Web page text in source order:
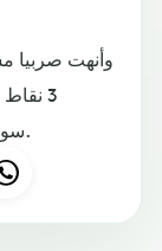
وأنهت صربيا
3
سويسرا، وأخيرًا كوستاريكا برصيد نقطة واحدة.